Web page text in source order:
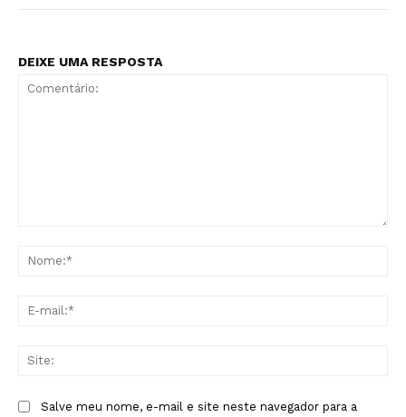
DEIXE UMA RESPOSTA
Salve meu nome, e-mail e site neste navegador para a